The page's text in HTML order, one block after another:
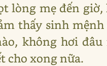
lòng mẹ đến giờ,
thấy sinh
không hơi
cho xong nữa.